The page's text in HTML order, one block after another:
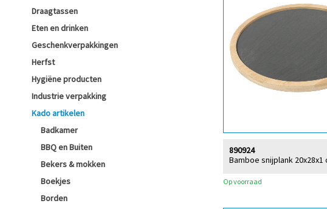
Draagtassen
Eten en drinken
Geschenkverpakkingen
Herfst
Hygiëne producten
Industrie verpakking
Kado artikelen
Badkamer
BBQ en Buiten
Bekers & mokken
Boekjes
Borden
Bamboe snijplank
890924
Op voorraad